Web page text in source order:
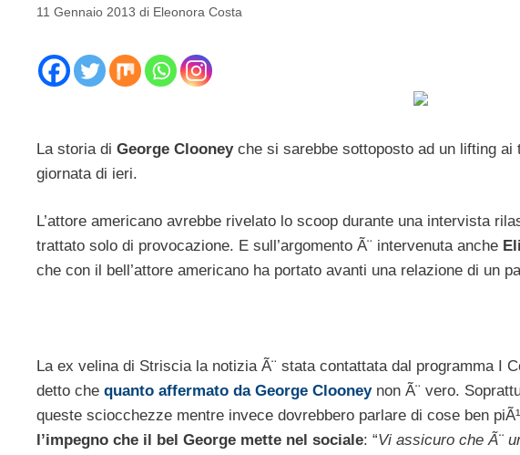
11 Gennaio 2013 di Eleonora Costa
La storia di George Clooney che si sarebbe sottoposto ad un lifting
giornata di ieri.
L’attore americano avrebbe rivelato lo scoop durante una intervista
trattato solo di provocazione. E sull’argomento Ã¨ intervenuta anche
che con il bell’attore americano ha portato avanti una relazione di un
La ex velina di Striscia la notizia Ã¨ stata contattata dal programma I
detto che quanto affermato da George Clooney non Ã¨ vero.
queste sciocchezze mentre invece dovrebbero parlare di cose ben
l’impegno che il bel George mette nel sociale: “Vi assicuro che Ã¨